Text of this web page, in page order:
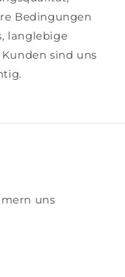
Bedingungen
langlebige
sind uns
uns